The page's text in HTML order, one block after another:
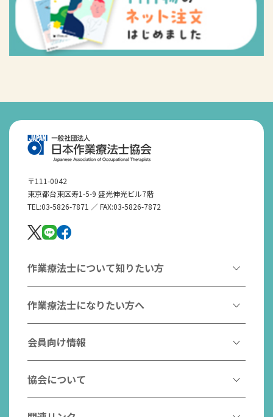
〒111-0042
東京都台東区寿1-5-9 盛光伸光ビル7階
TEL:03-5826-7871 ／ FAX:03-5826-7872
作業療法士について知りたい方
作業療法とは
作業療法士とは
はたらく作業療法士
作業療法士の支援を受ける
作業療法士になりたい方へ
作業療法士になるには
作業療法士として活躍する先輩
こんなところで活躍！作業療法士
会員向け情報
協会からのお知らせ
研修会一覧
協会について
会長挨拶